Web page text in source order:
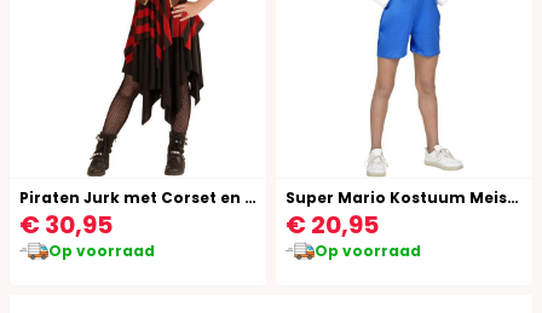
Piraten Jurk met Corset en Hoofdband Meisje
€ 30,95
Op voorraad
Super Mario Kostuum Meisjes
€ 20,95
Op voorraad